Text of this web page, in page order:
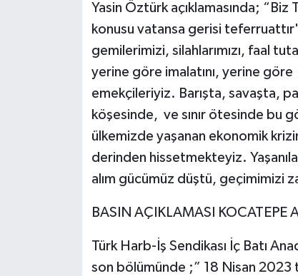
Yasin Öztürk açıklamasında;
konusu vatansa gerisi teferruattır"
gemilerimizi, silahlarımızı, faal
yerine göre imalatını, yerine
emekçileriyiz. Barışta, savaşta,
köşesinde, ve sınır ötesinde bu
ülkemizde yaşanan ekonomik
derinden hissetmekteyiz.
alım gücümüz düştü, geçimimizi
BASIN AÇIKLAMASI KOCATEPE
Türk Harb-İş Sendikası İç Batı
son bölümünde ;” 18 Nisan